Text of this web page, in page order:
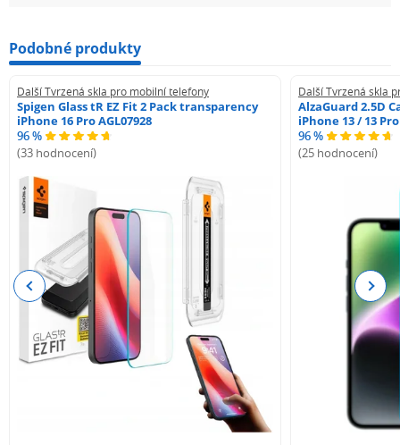
Podobné produkty
Další Tvrzená skla pro mobilní telefony
Spigen Glass tR EZ Fit 2 Pack transparency
iPhone 16 Pro AGL07928
96 %
(33 hodnocení)
Další Tvrzená skla
AlzaGuard 2.5D
iPhone 13 / 13 Pro
96 %
(25 hodnocení)
Previous Next